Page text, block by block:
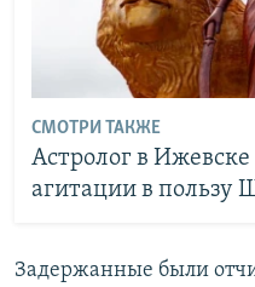
СМОТРИ ТАКЖЕ
Астролог в
агитации в пользу
Задержанные были